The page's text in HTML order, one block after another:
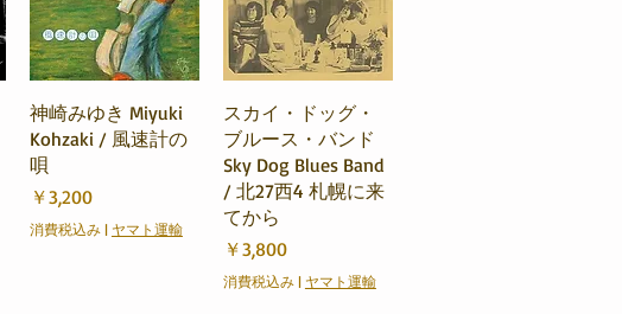
クイックビュー
神崎みゆき Miyuki
Kohzaki / 風速計の
唄
価格
￥3,200
消費税込み| ヤマト運輸
クイックビュー
スカイ・ドッグ・
ブルース・バンド
Sky Dog Blues Band
/ 北27西4 札幌に来
てから
価格
￥3,800
消費税込み| ヤマト運輸